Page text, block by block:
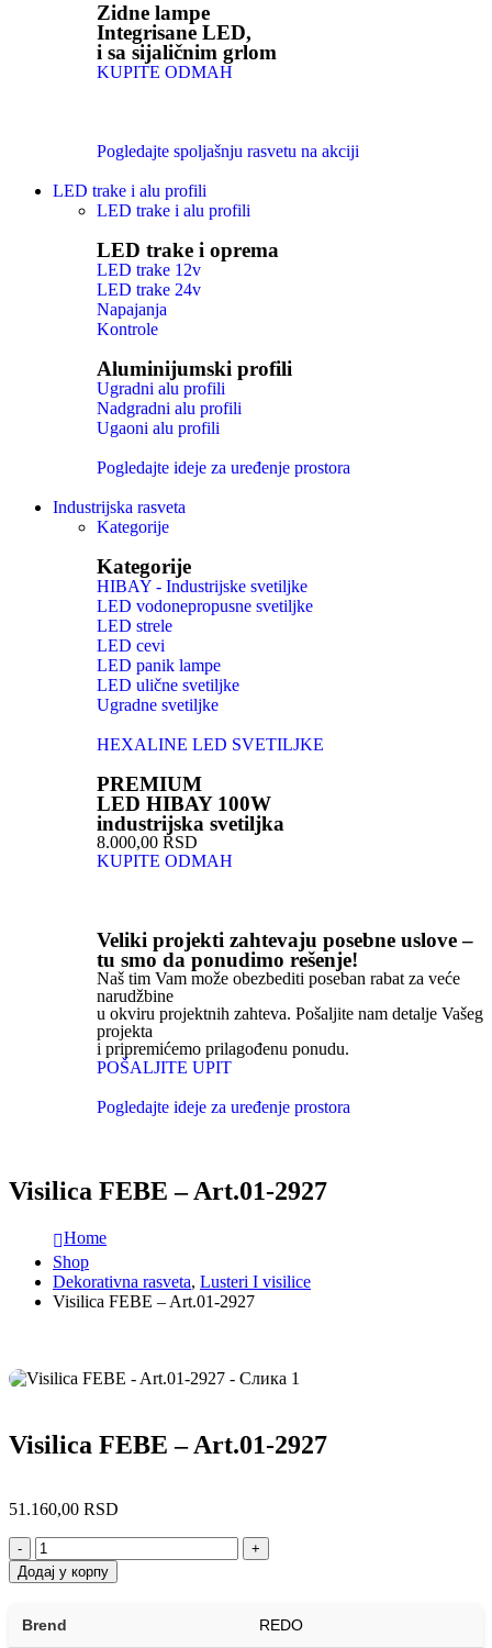
Zidne lampe
Integrisane LED,
i sa sijaličnim grlom
KUPITE ODMAH
Pogledajte spoljašnju rasvetu na akciji
LED trake i alu profili
LED trake i alu profili
LED trake i oprema
LED trake 12v
LED trake 24v
Napajanja
Kontrole
Aluminijumski profili
Ugradni alu profili
Nadgradni alu profili
Ugaoni alu profili
Pogledajte ideje za uređenje prostora
Industrijska rasveta
Kategorije
Kategorije
HIBAY - Industrijske svetiljke
LED vodonepropusne svetiljke
LED strele
LED cevi
LED panik lampe
LED ulične svetiljke
Ugradne svetiljke
HEXALINE LED SVETILJKE
PREMIUM
LED HIBAY 100W
industrijska svetiljka
8.000,00 RSD
KUPITE ODMAH
Veliki projekti zahtevaju posebne uslove –
tu smo da ponudimo rešenje!
Naš tim Vam može obezbediti poseban rabat za veće
narudžbine
u okviru projektnih zahteva. Pošaljite nam detalje Vašeg
projekta
i pripremićemo prilagođenu ponudu.
POŠALJITE UPIT
Pogledajte ideje za uređenje prostora
Visilica FEBE – Art.01-2927
Home
Shop
Dekorativna rasveta, Lusteri I visilice
Visilica FEBE – Art.01-2927
Visilica FEBE – Art.01-2927
51.160,00 RSD
-
+
Додај у корпу
Brend REDO